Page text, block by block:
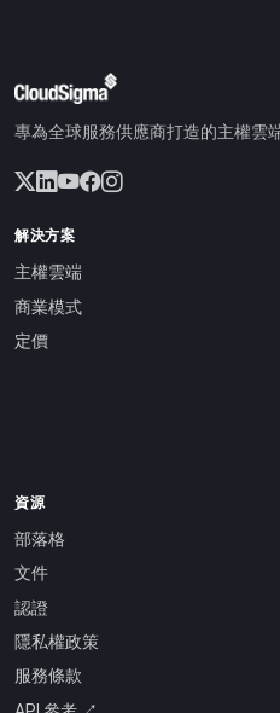
專為全球服務供應商打造的主權雲
解決方案
主權雲端
商業模式
定價
資源
部落格
文件
認證
隱私權政策
服務條款